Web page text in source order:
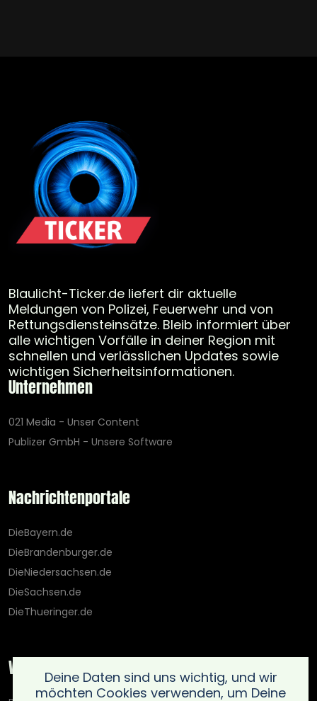
Blaulicht-Ticker.de liefert dir aktuelle
Meldungen von Polizei, Feuerwehr und von
Rettungsdiensteinsätze. Bleib informiert über
alle wichtigen Vorfälle in deiner Region mit
schnellen und verlässlichen Updates sowie
wichtigen Sicherheitsinformationen.
Unternehmen
021 Media - Unser Content
Publizer GmbH - Unsere Software
Nachrichtenportale
DieBayern.de
DieBrandenburger.de
DieNiedersachsen.de
DieSachsen.de
DieThueringer.de
Weitere Portale
Deine Daten sind uns wichtig, und wir
möchten Cookies verwenden, um Deine